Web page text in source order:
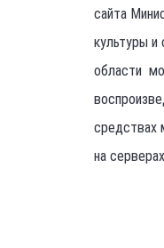
сайта
культуры и
области
средствах
на